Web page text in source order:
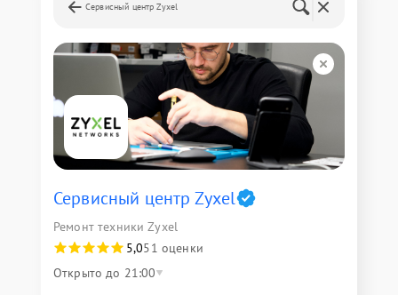
Сервисный центр Zyxel
Сервисный центр Zyxel
Ремонт техники Zyxel
5,051 оценки
Открыто до 21:00